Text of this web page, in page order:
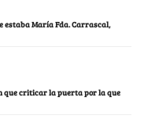
estaba María Fda. Carrascal,
que criticar la puerta por la que